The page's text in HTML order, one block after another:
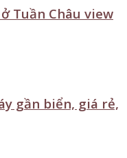
Tuần Châu view
gần biển, giá rẻ,